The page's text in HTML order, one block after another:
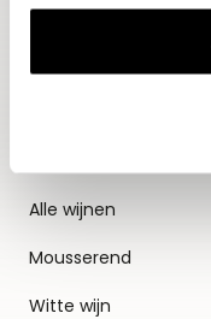
Alle wijnen
Mousserend
Witte wijn